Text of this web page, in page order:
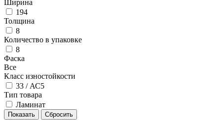
Ширина
194
Толщина
8
Количество в упаковке
8
Фаска
Все
Класс изностойкости
33 / АС5
Тип товара
Ламинат